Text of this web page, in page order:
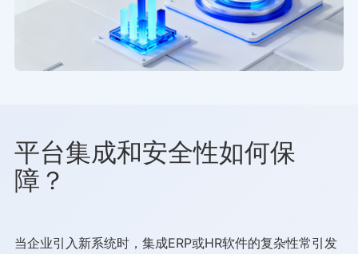
平台集成和安全性如何保
障？
当企业引入新系统时，集成ERP或HR软件的复杂性常引发